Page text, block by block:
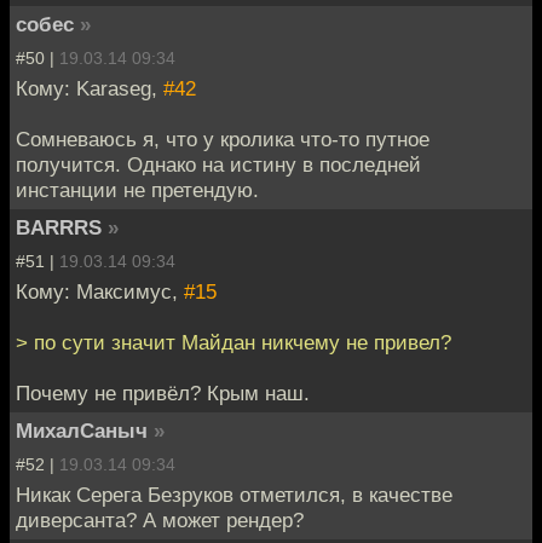
собес »
#50 | 19.03.14 09:34
Кому: Karaseg, #42
Сомневаюсь я, что у кролика что-то путное
получится. Однако на истину в последней
инстанции не претендую.
BARRRS »
#51 | 19.03.14 09:34
Кому: Максимус, #15
> по сути значит Майдан никчему не привел?
Почему не привёл? Крым наш.
МихалСаныч »
#52 | 19.03.14 09:34
Никак Серега Безруков отметился, в качестве
диверсанта? А может рендер?